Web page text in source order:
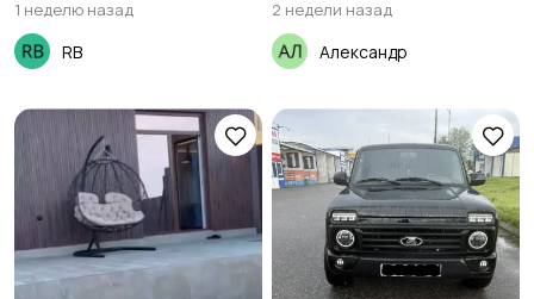
1 неделю назад
RB
2 недели назад
Александр